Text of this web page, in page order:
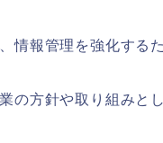
情報管理を強化する
の方針や取り組みと